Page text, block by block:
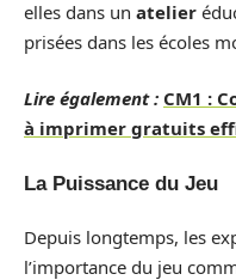
elles dans un atelier
prisées dans les écoles
Lire également : CM1 :
à imprimer gratuits
La Puissance du Jeu
Depuis longtemps, les
l’importance du jeu